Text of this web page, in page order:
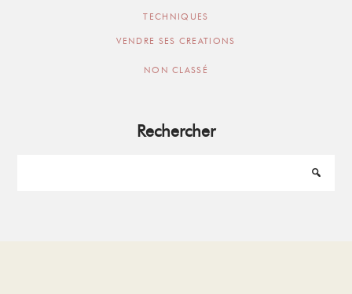
TECHNIQUES
VENDRE SES CREATIONS
NON CLASSÉ
Rechercher